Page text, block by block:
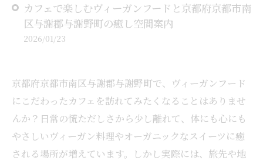
カフェで楽しむヴィーガンフードと京都府京都市南
区与謝郡与謝野町の癒し空間案内
2026/01/23
京都府京都市南区与謝郡与謝野町で、ヴィーガンフード
にこだわったカフェを訪れてみたくなることはありませ
んか？日常の慌ただしさから少し離れて、体にも心にも
やさしいヴィーガン料理やオーガニックなスイーツに癒
される場所が増えています。しかし実際には、旅先や地